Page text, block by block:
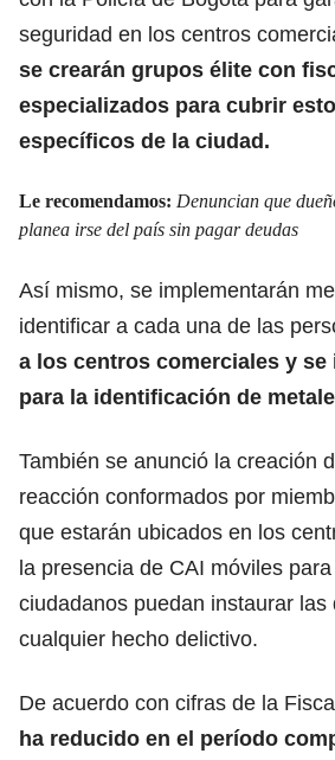
seguridad en los centros
se crearán grupos élite con
especializados para cubrir
específicos de la ciudad.
Le recomendamos: Denuncian que
planea irse del país sin pagar deudas
Así mismo, se implementarán
identificar a cada una de las
a los centros comerciales y se
para la identificación de
También se anunció la creación
reacción conformados por
que estarán ubicados en los
la presencia de CAI móviles
ciudadanos puedan instaurar las
cualquier hecho delictivo.
De acuerdo con cifras de la
ha reducido en el período